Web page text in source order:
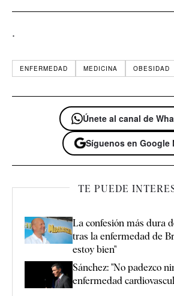
.
ENFERMEDAD MEDICINA OBESIDAD
Únete al canal de
Síguenos en Google
TE PUEDE
La confesión más dura
tras la enfermedad de
estoy bien"
Sánchez: "No padezco
enfermedad